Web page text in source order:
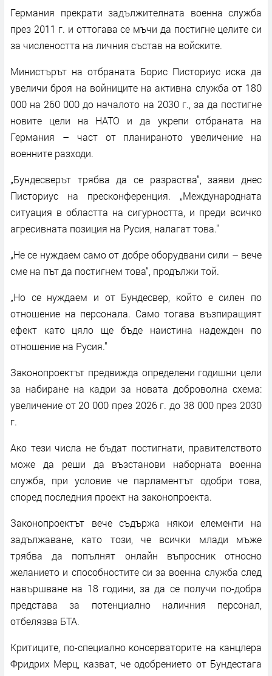
Германия прекрати задължителната военна служба
през 2011 г. и оттогава се мъчи да постигне целите си
за числеността на личния състав на войските.
Министърът на отбраната Борис Писториус иска да
увеличи броя на войниците на активна служба от 180
000 на 260 000 до началото на 2030 г., за да постигне
новите цели на НАТО и да укрепи отбраната на
Германия – част от планираното увеличение на
военните разходи.
„Бундесверът трябва да се разраства“, заяви днес
Писториус на пресконференция. „Международната
ситуация в областта на сигурността, и преди всичко
агресивната позиция на Русия, налагат това."
„Не се нуждаем само от добре оборудвани сили – вече
сме на път да постигнем това“, продължи той.
„Но се нуждаем и от Бундесвер, който е силен по
отношение на персонала. Само тогава възпиращият
ефект като цяло ще бъде наистина надежден по
отношение на Русия."
Законопроектът предвижда определени годишни цели
за набиране на кадри за новата доброволна схема:
увеличение от 20 000 през 2026 г. до 38 000 през 2030
г.
Ако тези числа не бъдат постигнати, правителството
може да реши да възстанови наборната военна
служба, при условие че парламентът одобри това,
според последния проект на законопроекта.
Законопроектът вече съдържа някои елементи на
задължаване, като този, че всички млади мъже
трябва да попълнят онлайн въпросник относно
желанието и способностите си за военна служба след
навършване на 18 години, за да се получи по-добра
представа за потенциално наличния персонал,
отбелязва БТА.
Критиците, по-специално консерваторите на канцлера
Фридрих Мерц, казват, че одобрението от Бундестага